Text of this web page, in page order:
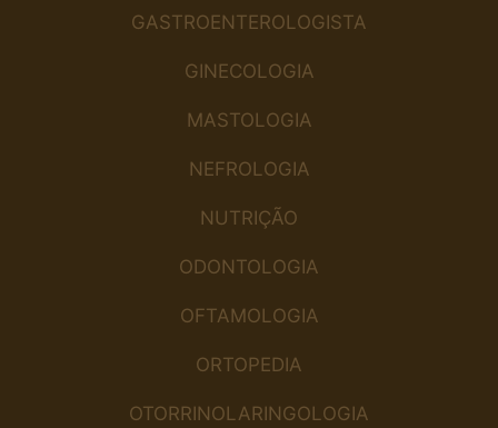
GASTROENTEROLOGISTA
GINECOLOGIA
MASTOLOGIA
NEFROLOGIA
NUTRIÇÃO
ODONTOLOGIA
OFTAMOLOGIA
ORTOPEDIA
OTORRINOLARINGOLOGIA